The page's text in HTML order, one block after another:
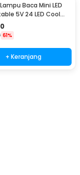
Baca Mini LED
5V 24 LED Cool
5730
61%
+ Keranjang